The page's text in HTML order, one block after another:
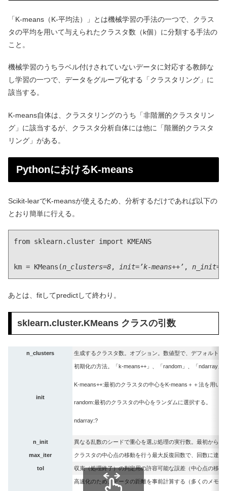
「K-means（K-平均法）」とは機械学習の手法の一つで、クラス
タの平均を用いて与えられたクラスタ数（k個）に分類する手法の
こと。
機械学習のうちラベル付けされていないデータに対応する教師な
し学習の一つで、データをグループ化する「クラスタリング」に
該当する。
K-means自体は、クラスタリングのうち「非階層的クラスタリン
グ」に該当するが、クラスタ分析自体には他に「階層的クラスタ
リング」がある。
PythonにおけるK-means
Scikit-learでK-meansが使えるため、分析するだけであれば以下の
とおり簡単に行える。
from sklearn.cluster import KMEANS
km = KMeans(n_clusters=8, init=’k-means++’ ,
あとは、fitしてpredictして終わり。
sklearn.cluster.KMeans クラスの引数
n_clusters 生成するクラスタ数。オプション。数値型で、デフォルト
init
初期化の方法。「k-means++」、「random」、「ndarray
K-means++:最初のクラスタの中心をK-means＋＋法を用い
random:最初のクラスタの中心をランダムに選択する。
ndarray:?
n_init 異なる乱数のシードで重心を選ぶ処理の実行数。最初から
max_iter クラスタの中心点の移動を行う最大反復回数で、回数に達
tol 収束（処理終了）の判定用の許容可能な誤差（中心点の移
高速化のため、データの距離を事前計算する（多くのメモ